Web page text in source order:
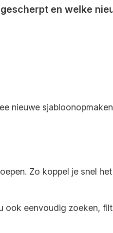
en welke
nieuwe
Zo koppel je snel
ook eenvoudig zoeken,